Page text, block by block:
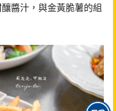
醬汁，與金黃脆薯的組